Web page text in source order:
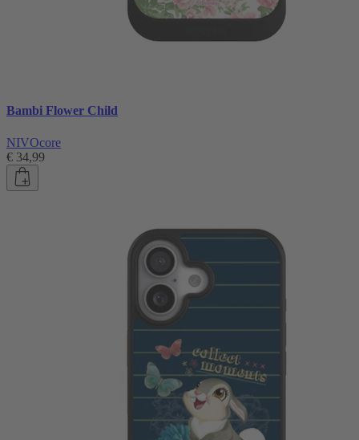
Bambi Flower Child
NIVOcore
€ 34,99